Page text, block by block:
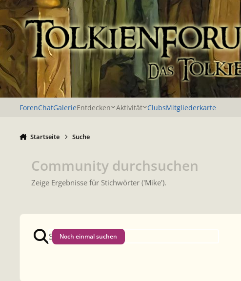
Zu Inhalt springen
ForenChatGalerieEntdecken Aktivität ClubsMitgliederkarte
Startseite Suche
Community durchsuchen
Zeige Ergebnisse für Stichwörter ('Mike').
Noch einmal suchen